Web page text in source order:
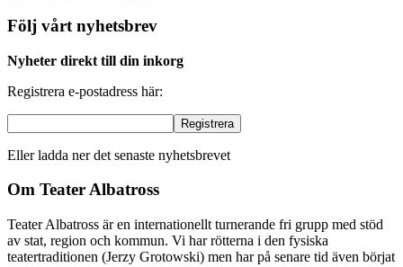
Följ vårt nyhetsbrev
Nyheter direkt till din inkorg
Registrera e-postadress här:
Eller ladda ner det senaste nyhetsbrevet
Om Teater Albatross
Teater Albatross är en internationellt turnerande fri grupp med stöd
av stat, region och kommun. Vi har rötterna i den fysiska
teatertraditionen (Jerzy Grotowski) men har på senare tid även börjat